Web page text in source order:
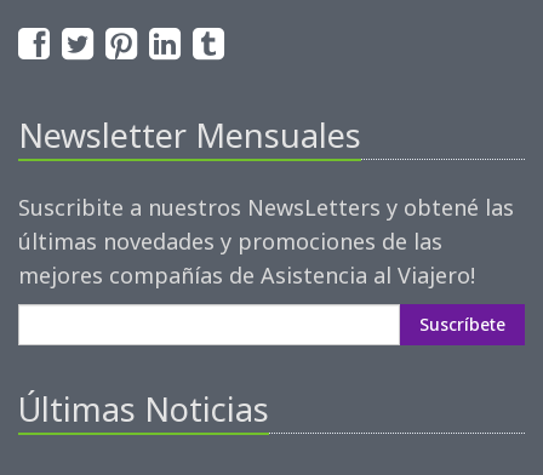
Newsletter Mensuales
Suscribite a nuestros NewsLetters y obtené las
últimas novedades y promociones de las
mejores compañías de Asistencia al Viajero!
Suscríbete
Últimas Noticias